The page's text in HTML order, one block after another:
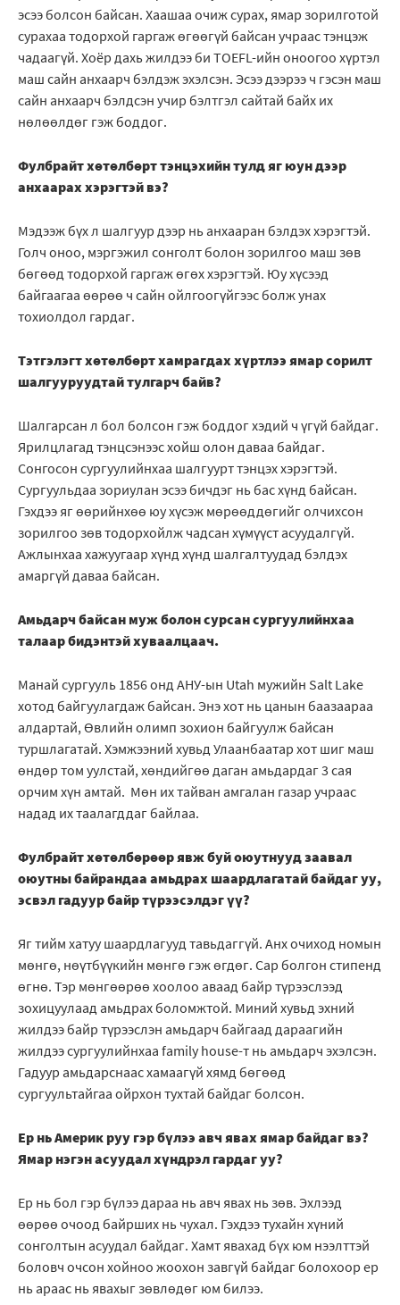
эсээ болсон байсан. Хаашаа очиж сурах, ямар зорилготой
сурахаа тодорхой гаргаж өгөөгүй байсан учраас тэнцэж
чадаагүй. Хоёр дахь жилдээ би TOEFL-ийн оноогоо хүртэл
маш сайн анхаарч бэлдэж эхэлсэн. Эсээ дээрээ ч гэсэн маш
сайн анхаарч бэлдсэн учир бэлтгэл сайтай байх их
нөлөөлдөг гэж боддог.
Фулбрайт хөтөлбөрт тэнцэхийн тулд яг юун дээр
анхаарах хэрэгтэй вэ?
Мэдээж бүх л шалгуур дээр нь анхааран бэлдэх хэрэгтэй.
Голч оноо, мэргэжил сонголт болон зорилгоо маш зөв
бөгөөд тодорхой гаргаж өгөх хэрэгтэй. Юу хүсээд
байгаагаа өөрөө ч сайн ойлгоогүйгээс болж унах
тохиолдол гардаг.
Тэтгэлэгт хөтөлбөрт хамрагдах хүртлээ ямар сорилт
шалгууруудтай тулгарч байв?
Шалгарсан л бол болсон гэж боддог хэдий ч үгүй байдаг.
Ярилцлагад тэнцсэнээс хойш олон даваа байдаг.
Сонгосон сургуулийнхаа шалгуурт тэнцэх хэрэгтэй.
Сургуульдаа зориулан эсээ бичдэг нь бас хүнд байсан.
Гэхдээ яг өөрийнхөө юу хүсэж мөрөөддөгийг олчихсон
зорилгоо зөв тодорхойлж чадсан хүмүүст асуудалгүй.
Ажлынхаа хажуугаар хүнд хүнд шалгалтуудад бэлдэх
амаргүй даваа байсан.
Амьдарч байсан муж болон сурсан сургуулийнхаа
талаар бидэнтэй хуваалцаач.
Манай сургууль 1856 онд АНУ-ын Utah мужийн Salt Lake
хотод байгуулагдаж байсан. Энэ хот нь цанын баазаараа
алдартай, Өвлийн олимп зохион байгуулж байсан
туршлагатай. Хэмжээний хувьд Улаанбаатар хот шиг маш
өндөр том уулстай, хөндийгөө даган амьдардаг 3 сая
орчим хүн амтай. Мөн их тайван амгалан газар учраас
надад их таалагддаг байлаа.
Фулбрайт хөтөлбөрөөр явж буй оюутнууд заавал
оюутны байрандаа амьдрах шаардлагатай байдаг уу,
эсвэл гадуур байр түрээсэлдэг үү?
Яг тийм хатуу шаардлагууд тавьдаггүй. Анх очиход номын
мөнгө, нөүтбүүкийн мөнгө гэж өгдөг. Сар болгон стипенд
өгнө. Тэр мөнгөөрөө хоолоо аваад байр түрээслээд
зохицуулаад амьдрах боломжтой. Миний хувьд эхний
жилдээ байр түрээслэн амьдарч байгаад дараагийн
жилдээ сургуулийнхаа family house-т нь амьдарч эхэлсэн.
Гадуур амьдарснаас хамаагүй хямд бөгөөд
сургуультайгаа ойрхон тухтай байдаг болсон.
Ер нь Америк руу гэр бүлээ авч явах ямар байдаг вэ?
Ямар нэгэн асуудал хүндрэл гардаг уу?
Ер нь бол гэр бүлээ дараа нь авч явах нь зөв. Эхлээд
өөрөө очоод байрших нь чухал. Гэхдээ тухайн хүний
сонголтын асуудал байдаг. Хамт явахад бүх юм нээлттэй
боловч очсон хойноо жоохон завгүй байдаг болохоор ер
нь араас нь явахыг зөвлөдөг юм билээ.